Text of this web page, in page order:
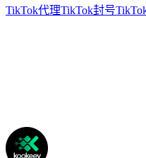
TikTok代理TikTok封号